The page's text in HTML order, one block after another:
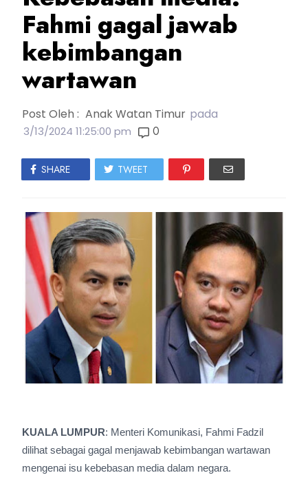
Fahmi gagal jawab
kebimbangan
wartawan
Post Oleh : Anak Watan Timur pada
3/13/2024 11:25:00 pm 0
SHARE TWEET
KUALA LUMPUR: Menteri Komunikasi, Fahmi Fadzil
dilihat sebagai gagal menjawab kebimbangan wartawan
mengenai isu kebebasan media dalam negara.